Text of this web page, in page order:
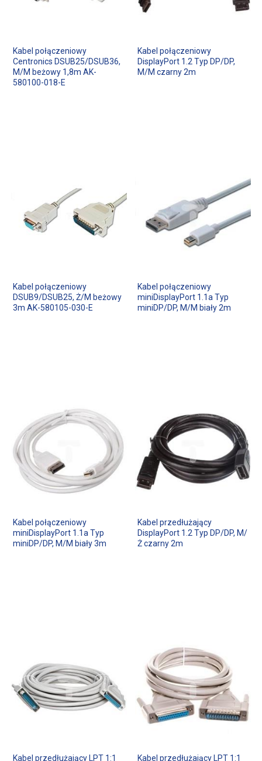
Kabel połączeniowy
Centronics DSUB25/DSUB36,
M/M beżowy 1,8m AK-
580100-018-E
Kabel połączeniowy
DisplayPort 1.2 Typ DP/DP,
M/M czarny 2m
Kabel połączeniowy
DSUB9/DSUB25, Ż/M beżowy
3m AK-580105-030-E
Kabel połączeniowy
miniDisplayPort 1.1a Typ
miniDP/DP, M/M biały 2m
Kabel połączeniowy
miniDisplayPort 1.1a Typ
miniDP/DP, M/M biały 3m
Kabel przedłużający
DisplayPort 1.2 Typ DP/DP, M/
Ż czarny 2m
Kabel przedłużający LPT 1:1
Kabel przedłużający LPT 1:1